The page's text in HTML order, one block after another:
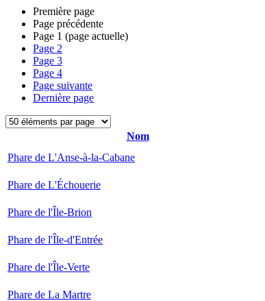
Première page
Page précédente
Page 1 (page actuelle)
Page 2
Page 3
Page 4
Page suivante
Dernière page
Nom
Phare de L'Anse-à-la-Cabane
Phare de L'Échouerie
Phare de l'Île-Brion
Phare de l'Île-d'Entrée
Phare de l'Île-Verte
Phare de La Martre